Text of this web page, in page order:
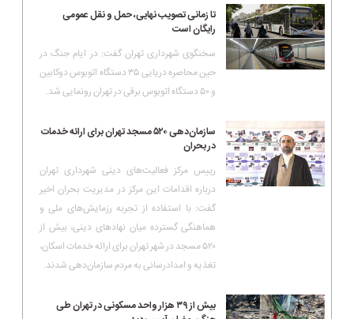
تا زمانی تصویب نهایی، حمل و نقل عمومی
رایگان است
سخنگوی شهرداری تهران گفت: در ایام جنگ در
حین محاصره دریایی ۳۵ دستگاه اتوبوس دوکابین
و ۵۰ دستگاه اتوبوس برقی در تهران رونمایی شد.
سازمان‌دهی ۵۲۰ مسجد تهران برای ارائه خدمات
در بحران
رییس مرکز فعالیت‌های دینی شهرداری تهران
درباره اقدامات این مرکز در مدیریت بحران اخیر
گفت: با استفاده از تجربه رزمایش‌های ملی و
هماهنگی گسترده میان نهادهای دینی، بیش از
۵۲۰ مسجد در شهر تهران برای ارائه خدمات اسکان،
تغذیه و امدادرسانی به مردم سازمان‌دهی شدند.
بیش از ۳۹ هزار واحد مسکونی در تهران طی